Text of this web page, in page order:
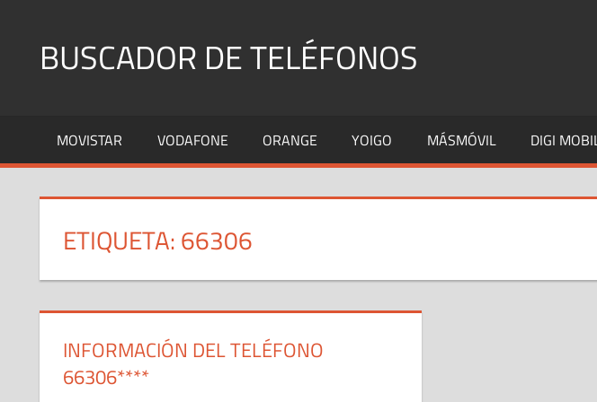
contenidoBUSCADOR DE TELÉFONOS
Fijos
y
MOVISTAR VODAFONE ORANGE YOIGO MÁSMÓVIL DIGI
ETIQUETA:66306
INFORMACIÓN DEL TELÉFONO
66306****